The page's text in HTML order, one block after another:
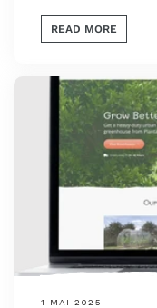
READ MORE
1 MAI 2025